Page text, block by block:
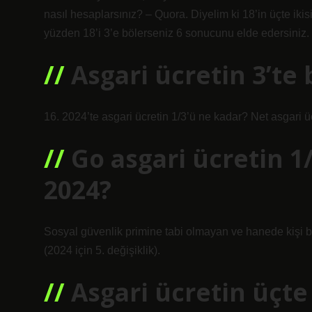
nasıl hesaplarsınız? – Quora. Diyelim ki 18’in üçte
yüzden 18’i 3’e bölerseniz 6 sonucunu elde edersiniz.
Asgari ücretin 3’te
16. 2024’te asgari ücretin 1/3’ü ne kadar? Net asgari
Go asgari ücretin
2024?
Sosyal güvenlik primine tabi olmayan ve hanede kişi
(2024 için 5. değişiklik).
Asgari ücretin